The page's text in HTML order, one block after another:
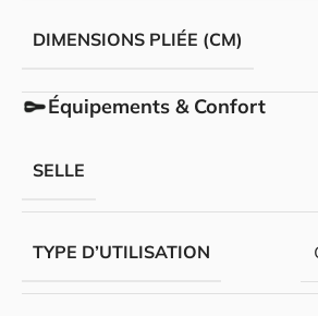
DIMENSIONS PLIÉE (CM)
Équipements & Confort
SELLE
TYPE D’UTILISATION